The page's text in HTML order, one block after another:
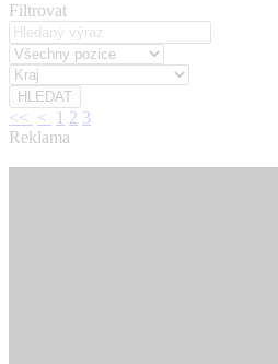
Filtrovat
<< < 1 2 3
Reklama